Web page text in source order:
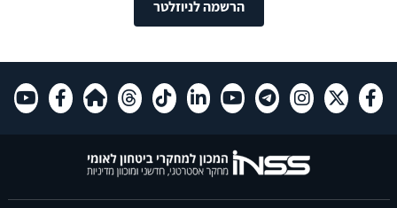
הרשמה לניוזלטר